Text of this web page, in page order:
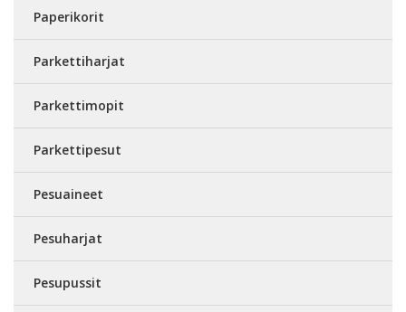
Paperikorit
Parkettiharjat
Parkettimopit
Parkettipesut
Pesuaineet
Pesuharjat
Pesupussit